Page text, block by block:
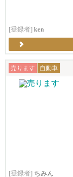
[登録者] ken
売ります 自動車
[登録者] ちみん